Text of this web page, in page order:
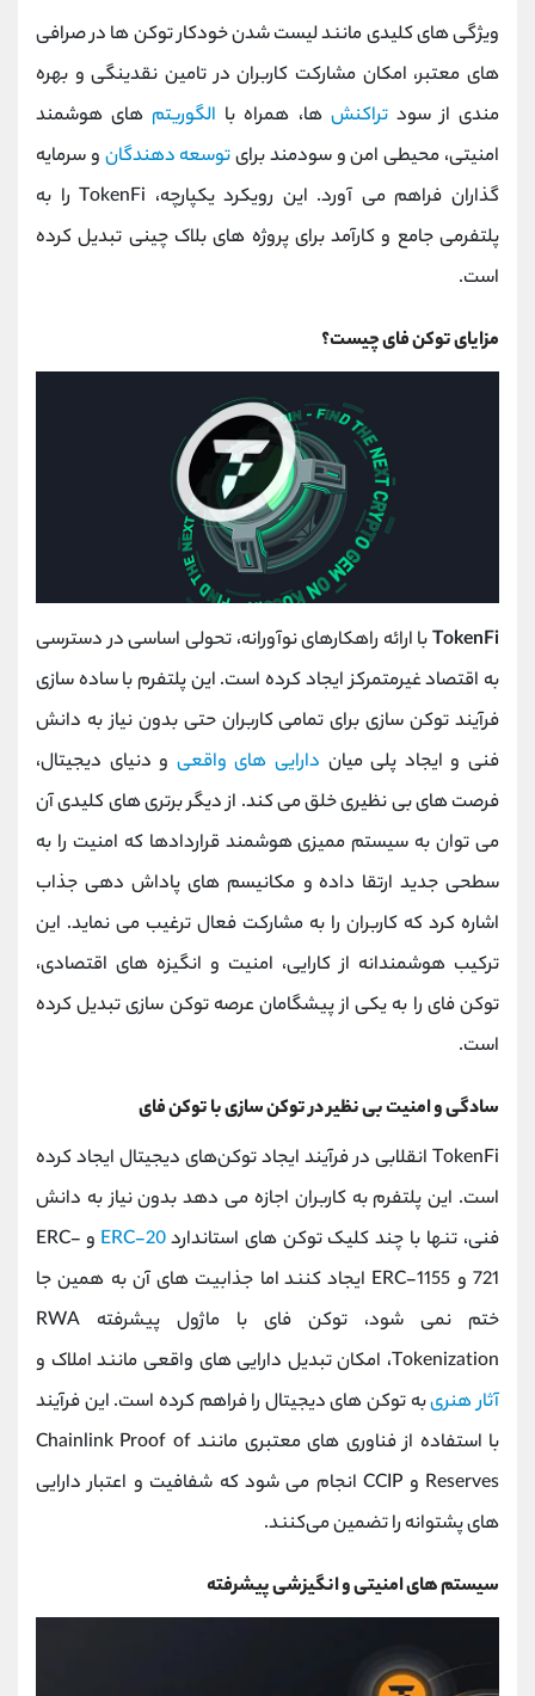
ویژگی ‌های کلیدی مانند لیست شدن خودکار توکن‌ ها در صرافی
‌های معتبر، امکان مشارکت کاربران در تامین نقدینگی و بهره
‌مندی از سودتراکنش ‌ها، همراه با الگوریتم‌ های هوشمند
امنیتی، محیطی امن و سودمند برایتوسعه ‌دهندگان و سرمایه
‌گذاران فراهم می‌ آورد. این رویکرد یکپارچه، TokenFi را به
پلتفرمی جامع و کارآمد برای پروژه ‌های بلاک چینی تبدیل کرده
است.
مزایای توکن فای چیست؟
TokenFiبا ارائه راهکارهای نوآورانه، تحولی اساسی در دسترسی
به اقتصاد غیرمتمرکز ایجاد کرده است. این پلتفرم با ساده ‌سازی
فرآیند توکن ‌سازی برای تمامی کاربران حتی بدون نیاز به دانش
فنی و ایجاد پلی میان دارایی‌ های واقعی و دنیای دیجیتال،
فرصت‌ های بی ‌نظیری خلق می کند. از دیگر برتری ‌های کلیدی آن
می ‌توان به سیستم ممیزی هوشمند قراردادها که امنیت را به
سطحی جدید ارتقا داده و مکانیسم‌ های پاداش ‌دهی جذاب
اشاره کرد که کاربران را به مشارکت فعال ترغیب می ‌نماید. این
ترکیب هوشمندانه از کارایی، امنیت و انگیزه‌ های اقتصادی،
توکن فای را به یکی از پیشگامان عرصه توکن ‌سازی تبدیل کرده
است.
سادگی و امنیت بی ‌نظیر در توکن ‌سازی با توکن فای
TokenFi انقلابی در فرآیند ایجاد توکن‌های دیجیتال ایجاد کرده
است. این پلتفرم به کاربران اجازه می ‌دهد بدون نیاز به دانش
فنی، تنها با چند کلیک توکن‌ های استانداردERC-20
و ERC-
721 و ERC-1155 ایجاد کنند اما جذابیت‌ های آن به همین جا
ختم نمی‌ شود، توکن فای با ماژول پیشرفته RWA
Tokenization، امکان تبدیل دارایی‌ های واقعی مانند املاک و
آثار هنریبه توکن‌ های دیجیتال را فراهم کرده است. این فرآیند
با استفاده از فناوری ‌های معتبری مانند Chainlink Proof of
Reserves و CCIP انجام می‌ شود که شفافیت و اعتبار دارایی
‌های پشتوانه را تضمین می‌کنند.
سیستم‌ های امنیتی و انگیزشی پیشرفته